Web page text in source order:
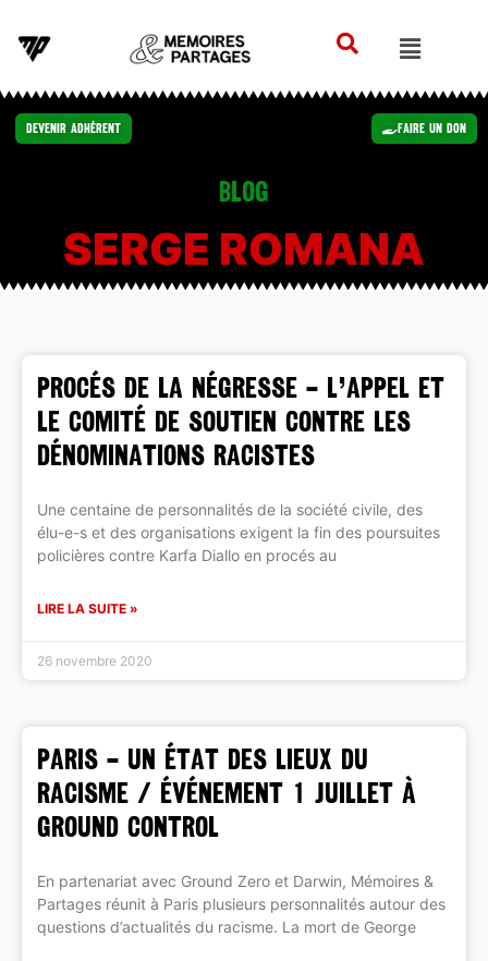
Devenir Adhérent Faire un Don
Blog
SERGE ROMANA
PROCÉS DE LA NÉGRESSE – L’appel et
le comité de soutien contre les
dénominations racistes
Une centaine de personnalités de la société civile, des
élu-e-s et des organisations exigent la fin des poursuites
policières contre Karfa Diallo en procés au
LIRE LA SUITE »
26 novembre 2020
PARIS – Un état des lieux du
racisme / Événement 1 juillet à
Ground Control
En partenariat avec Ground Zero et Darwin, Mémoires &
Partages réunit à Paris plusieurs personnalités autour des
questions d’actualités du racisme. La mort de George